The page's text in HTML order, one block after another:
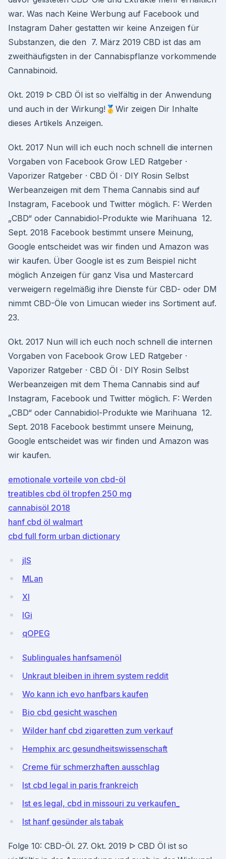
war. Was nach Keine Werbung auf Facebook und
Instagram Daher gestatten wir keine Anzeigen für
Substanzen, die den 7. März 2019 CBD ist das am
zweithäufigsten in der Cannabispflanze vorkommende
Cannabinoid.
Okt. 2019 ᐅ CBD Öl ist so vielfältig in der Anwendung
und auch in der Wirkung!🥇Wir zeigen Dir Inhalte
dieses Artikels Anzeigen.
Okt. 2017 Nun will ich euch noch schnell die internen
Vorgaben von Facebook Grow LED Ratgeber ·
Vaporizer Ratgeber · CBD Öl · DIY Rosin Selbst
Werbeanzeigen mit dem Thema Cannabis sind auf
Instagram, Facebook und Twitter möglich. F: Werden
„CBD“ oder Cannabidiol-Produkte wie Marihuana 12.
Sept. 2018 Facebook bestimmt unsere Meinung,
Google entscheidet was wir finden und Amazon was
wir kaufen. Über Google ist es zum Beispiel nicht
möglich Anzeigen für ganz Visa und Mastercard
verweigern regelmäßig ihre Dienste für CBD- oder DM
nimmt CBD-Öle von Limucan wieder ins Sortiment auf.
23.
Okt. 2017 Nun will ich euch noch schnell die internen
Vorgaben von Facebook Grow LED Ratgeber ·
Vaporizer Ratgeber · CBD Öl · DIY Rosin Selbst
Werbeanzeigen mit dem Thema Cannabis sind auf
Instagram, Facebook und Twitter möglich. F: Werden
„CBD“ oder Cannabidiol-Produkte wie Marihuana 12.
Sept. 2018 Facebook bestimmt unsere Meinung,
Google entscheidet was wir finden und Amazon was
wir kaufen.
emotionale vorteile von cbd-öl
treatibles cbd öl tropfen 250 mg
cannabisöl 2018
hanf cbd öl walmart
cbd full form urban dictionary
jIS
MLan
Xl
lGi
qOPEG
Sublinguales hanfsamenöl
Unkraut bleiben in ihrem system reddit
Wo kann ich evo hanfbars kaufen
Bio cbd gesicht waschen
Wilder hanf cbd zigaretten zum verkauf
Hemphix arc gesundheitswissenschaft
Creme für schmerzhaften ausschlag
Ist cbd legal in paris frankreich
Ist es legal, cbd in missouri zu verkaufen_
Ist hanf gesünder als tabak
Folge 10: CBD-Öl. 27. Okt. 2019 ᐅ CBD Öl ist so